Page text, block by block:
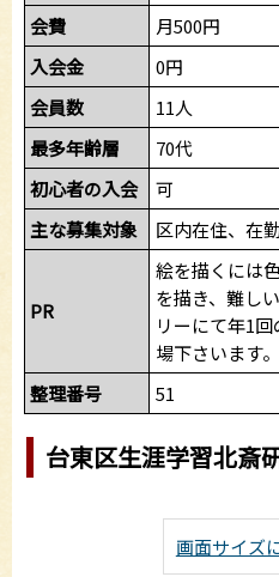
会費
月500円
入会金
0円
会員数
11人
最多年齢層
70代
初心者の入会
可
主な募集対象
区内在住、在
PR
絵を描くには
を描き、難し
リーにて年1
場下さいます。
整理番号
51
台東区生涯学習北斎
画面サイズ